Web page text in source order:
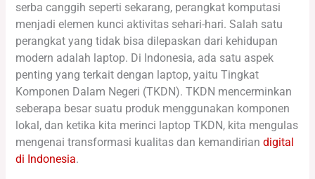
serba canggih seperti sekarang, perangkat komputasi
menjadi elemen kunci aktivitas sehari-hari. Salah satu
perangkat yang tidak bisa dilepaskan dari kehidupan
modern adalah laptop. Di Indonesia, ada satu aspek
penting yang terkait dengan laptop, yaitu Tingkat
Komponen Dalam Negeri (TKDN). TKDN mencerminkan
seberapa besar suatu produk menggunakan komponen
lokal, dan ketika kita merinci laptop TKDN, kita mengulas
mengenai transformasi kualitas dan kemandiriandigital
di Indonesia.